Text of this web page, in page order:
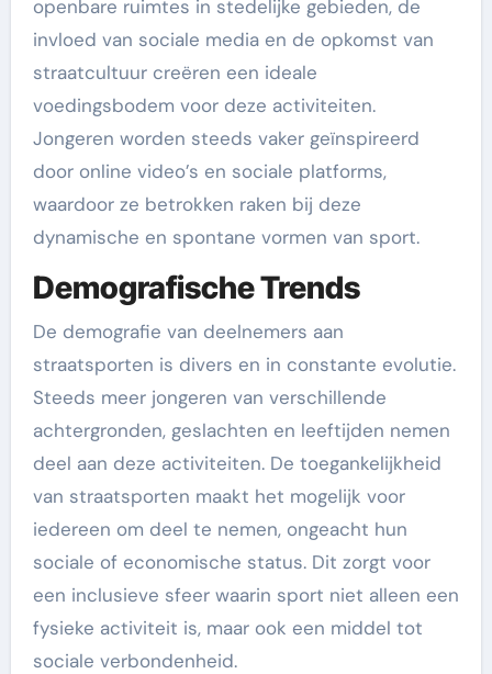
openbare ruimtes in stedelijke gebieden, de
invloed van sociale media en de opkomst van
straatcultuur creëren een ideale
voedingsbodem voor deze activiteiten.
Jongeren worden steeds vaker geïnspireerd
door online video’s en sociale platforms,
waardoor ze betrokken raken bij deze
dynamische en spontane vormen van sport.
Demografische Trends
De demografie van deelnemers aan
straatsporten is divers en in constante evolutie.
Steeds meer jongeren van verschillende
achtergronden, geslachten en leeftijden nemen
deel aan deze activiteiten. De toegankelijkheid
van straatsporten maakt het mogelijk voor
iedereen om deel te nemen, ongeacht hun
sociale of economische status. Dit zorgt voor
een inclusieve sfeer waarin sport niet alleen een
fysieke activiteit is, maar ook een middel tot
sociale verbondenheid.